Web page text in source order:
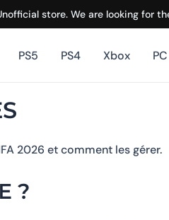
store. We are looking for
PS5 PS4 Xbox PC
2026 et comment les gérer.
?